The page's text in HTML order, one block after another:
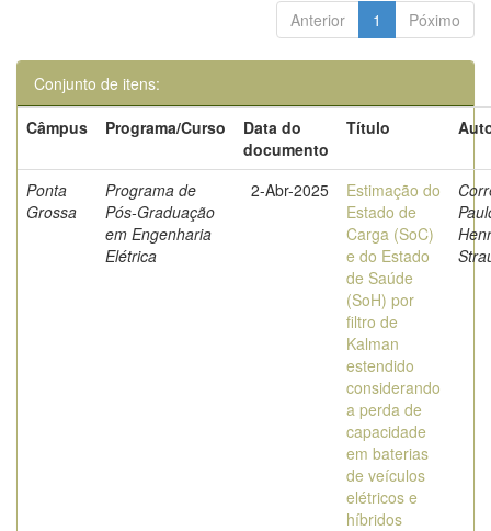
Anterior 1 Póximo
Conjunto de itens:
Câmpus
Programa/Curso
Data do
documento
Título
Ponta
Grossa
Programa de
Pós-Graduação
em Engenharia
Elétrica
2-Abr-2025
Estimação do
Estado de
Carga (SoC)
e do Estado
de Saúde
(SoH) por
filtro de
Kalman
estendido
considerando
a perda de
capacidade
em baterias
de veículos
elétricos e
híbridos